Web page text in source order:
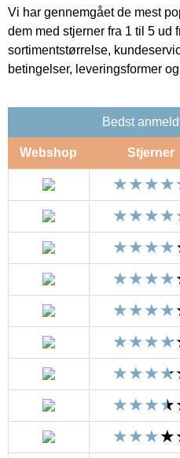
Vi har gennemgået de mest
dem med stjerner fra 1 til 5 ud
sortimentstørrelse,
betingelser, leveringsformer
Bedst
Webshop Stjerner